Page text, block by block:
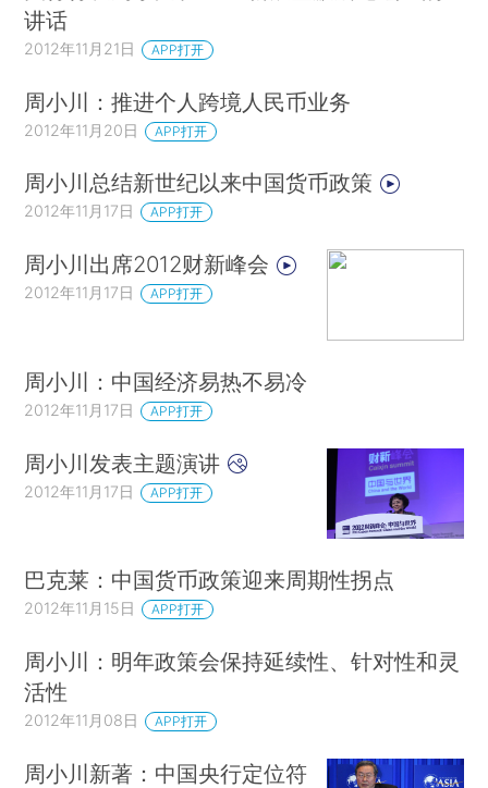
讲话
2012年11月21日 APP打开
周小川：推进个人跨境人民币业务
2012年11月20日 APP打开
周小川总结新世纪以来中国货币政策
2012年11月17日 APP打开
周小川出席2012财新峰会
2012年11月17日 APP打开
周小川：中国经济易热不易冷
2012年11月17日 APP打开
周小川发表主题演讲
2012年11月17日 APP打开
巴克莱：中国货币政策迎来周期性拐点
2012年11月15日 APP打开
周小川：明年政策会保持延续性、针对性和灵
活性
2012年11月08日 APP打开
周小川新著：中国央行定位符